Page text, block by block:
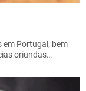
em Portugal, bem
oriundas…